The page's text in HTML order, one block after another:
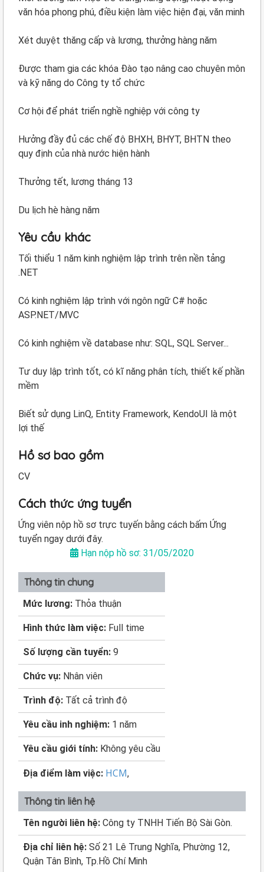
văn hóa phong phú, điều kiện làm việc hiện đại, văn minh
Xét duyệt thăng cấp và lương, thưởng hàng năm
Được tham gia các khóa Đào tạo nâng cao chuyên môn
và kỹ năng do Công ty tổ chức
Cơ hội để phát triển nghề nghiệp với công ty
Hưởng đầy đủ các chế độ BHXH, BHYT, BHTN theo
quy định của nhà nước hiện hành
Thưởng tết, lương tháng 13
Du lịch hè hàng năm
Yêu cầu khác
Tối thiểu 1 năm kinh nghiệm lập trình trên nền tảng
.NET
Có kinh nghiệm lập trình với ngôn ngữ C# hoặc
ASP.NET/MVC
Có kinh nghiệm về database như: SQL, SQL Server...
Tư duy lập trình tốt, có kĩ năng phân tích, thiết kế phần
mềm
Biết sử dụng LinQ, Entity Framework, KendoUI là một
lợi thế
Hồ sơ bao gồm
CV
Cách thức ứng tuyển
Ứng viên nộp hồ sơ trực tuyến bằng cách bấm Ứng
tuyển ngay dưới đây.
Hạn nộp hồ sơ: 31/05/2020
Thông tin chung
Mức lương: Thỏa thuận
Hình thức làm việc: Full time
Số lượng cần tuyển: 9
Chức vụ: Nhân viên
Trình độ: Tất cả trình độ
Yêu cầu inh nghiệm: 1 năm
Yêu cầu giới tính: Không yêu cầu
Địa điểm làm việc: HCM,
Thông tin liên hệ
Tên người liên hệ: Công ty TNHH Tiến Bộ Sài Gòn.
Địa chỉ liên hệ: Số 21 Lê Trung Nghĩa, Phường 12,
Quận Tân Bình, Tp.Hồ Chí Minh